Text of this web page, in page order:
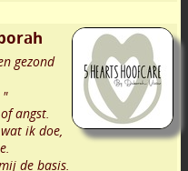
gezond
"
angst.
ik doe,
de basis.